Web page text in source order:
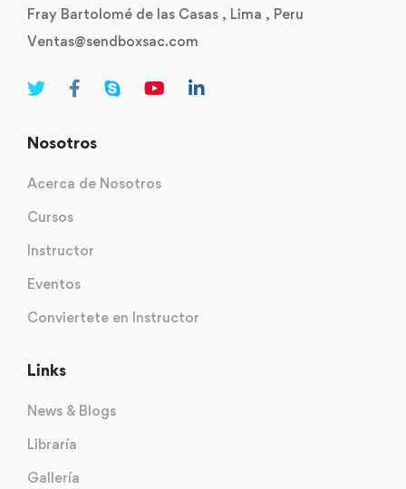
Fray Bartolomé de las Casas , Lima , Peru
Ventas@sendboxsac.com
Nosotros
Acerca de Nosotros
Cursos
Instructor
Eventos
Conviertete en Instructor
Links
News & Blogs
Libraría
Gallería